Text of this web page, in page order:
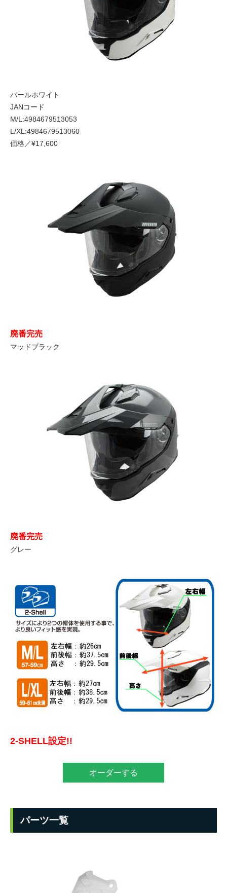
パールホワイト
JANコード
M/L:4984679513053
L/XL:4984679513060
価格／¥17,600
廃番完売
マッドブラック
廃番完売
グレー
2-SHELL設定!!
オーダーする
パーツ一覧